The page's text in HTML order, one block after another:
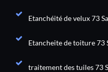
Etanchéité de velux 73
Etancheite de toiture 73
traitement des tuiles 73